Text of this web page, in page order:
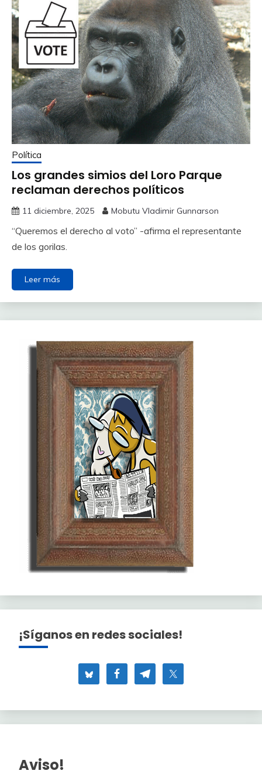
Política
Los grandes simios del Loro Parque
reclaman derechos políticos
11 diciembre, 2025 Mobutu Vladimir Gunnarson
“Queremos el derecho al voto” -afirma el representante
de los gorilas.
Leer más
¡Síganos en redes sociales!
Aviso!